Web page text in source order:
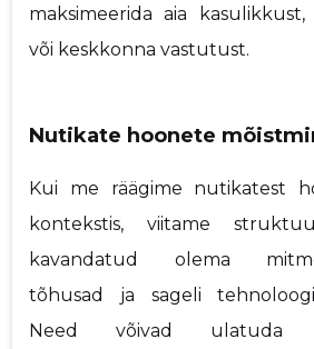
maksimeerida aia
või keskkonna vastutust.
Nutikate hoonete
Kui me räägime nutikatest
kontekstis, viitame
kavandatud olema
tõhusad ja sageli
Need võivad ulatuda